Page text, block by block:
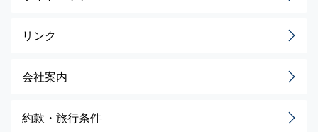
リンク
会社案内
約款・旅行条件